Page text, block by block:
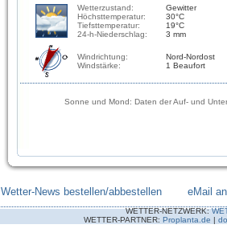
Wetterzustand:
Höchsttemperatur:
Tiefsttemperatur:
24-h-Niederschlag:
Gewitter
30°C
19°C
3 mm
Windrichtung:
Windstärke:
Nord-Nordost
1 Beaufort
Sonne und Mond: Daten der Auf- und
Wetter-News bestellen/abbestellen eMail
WETTER-NETZWERK:
WETTER-PARTNER: Proplanta.de |